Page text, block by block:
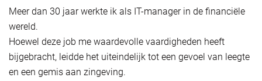
Meer dan 30 jaar werkte ik als IT-manager in de financiële
wereld.
Hoewel deze job me waardevolle vaardigheden heeft
bijgebracht, leidde het uiteindelijk tot een gevoel van leegte
en een gemis aan zingeving.